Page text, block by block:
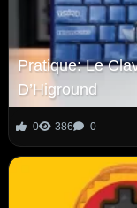
Pratique: Le
D’Higround
0 386 0